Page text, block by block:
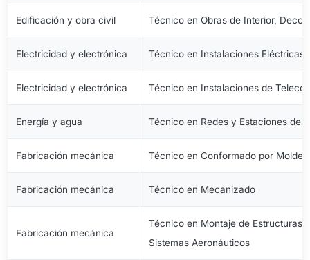
Edificación y obra civil Técnico en Obras de Interior,
Electricidad y electrónica Técnico en Instalaciones Eléctricas
Electricidad y electrónica Técnico en Instalaciones de
Energía y agua Técnico en Redes y Estaciones de
Fabricación mecánica Técnico en Conformado por
Fabricación mecánica Técnico en Mecanizado
Fabricación mecánica
Técnico en Montaje de Estructuras
Sistemas Aeronáuticos